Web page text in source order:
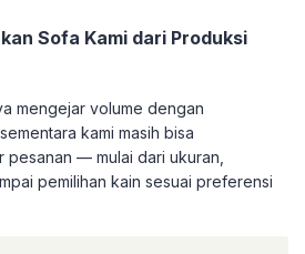
Sofa Kami dari Produksi
mengejar volume dengan
kami masih bisa
— mulai dari ukuran,
pemilihan kain sesuai preferensi